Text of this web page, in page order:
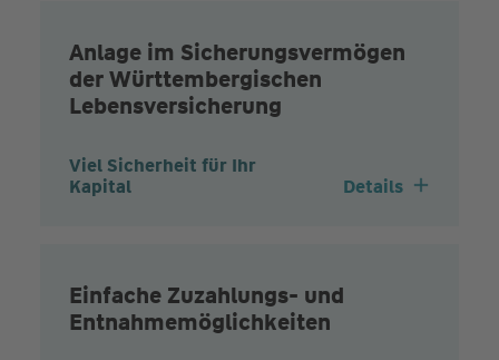
Anlage im Sicherungsvermögen
der Württembergischen
Lebensversicherung
Viel Sicherheit für Ihr
Kapital
Details
Einfache Zuzahlungs- und
Entnahmemöglichkeiten